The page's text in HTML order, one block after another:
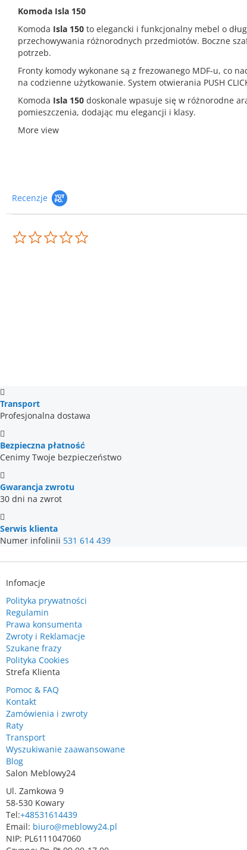
Komoda Isla 150
Komoda Isla 150 to elegancki i funkcjonalny mebel o
przechowywania różnorodnych przedmiotów. Boczne
potrzeb.
Fronty komody wykonane są z frezowanego MDF-u, co
na codzienne użytkowanie. System otwierania PUSH
Komoda Isla 150 doskonale wpasuje się w różnorodne
pomieszczenia, dodając mu elegancji i klasy.
More view
Recenzje
Transport
Profesjonalna dostawa
Bezpieczna płatność
Cenimy Twoje bezpieczeństwo
Gwarancja zwrotu
30 dni na zwrot
Serwis klienta
Numer infolinii 531 614 439
Infomacje
Polityka prywatności
Regulamin
Prawa konsumenta
Zwroty i Reklamacje
Szukane frazy
Polityka Cookies
Strefa Klienta
Pomoc & FAQ
Kontakt
Zamówienia i zwroty
Raty
Transport
Wyszukiwanie zaawansowane
Blog
Salon Meblowy24
Ul. Zamkowa 9
58-530 Kowary
Tel:+48531614439
Email: biuro@meblowy24.pl
NIP: PL6111047060